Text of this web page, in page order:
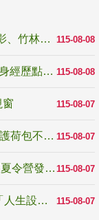
115-08-08
青年壯遊點精選夏夜限定避暑提案 漫天蝠影、竹林尋蛙、茶香夜觀 邀青年暮色出發
115-08-08
教育家人物典範 發明大王林永禎教授 用自身經歷點亮學生的路
115-08-07
115-08-07
反詐騙宣導_防詐有道，霹靂布袋戲陪你守護荷包不受騙
115-08-07
跨越限制，探索潛能！115年多元潛能發展夏令營發掘生命無限可能
115-08-07
高齡不是終點而是夢想起點！教育部打造「人生設計夢工場」 參展第3屆高齡健康產業博覽會